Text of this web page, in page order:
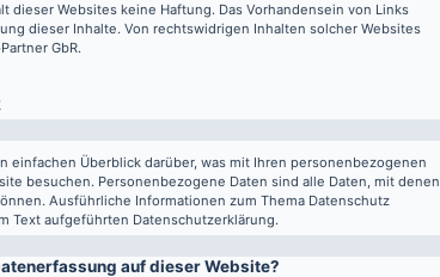
dieser Websites keine Haftung. Das Vorhandensein von Links
dieser Inhalte. Von rechtswidrigen Inhalten solcher Websites
GbR.
einfachen Überblick darüber, was mit Ihren personenbezogenen
besuchen. Personenbezogene Daten sind alle Daten, mit denen
Ausführliche Informationen zum Thema Datenschutz
Text aufgeführten Datenschutzerklärung.
auf dieser Website?